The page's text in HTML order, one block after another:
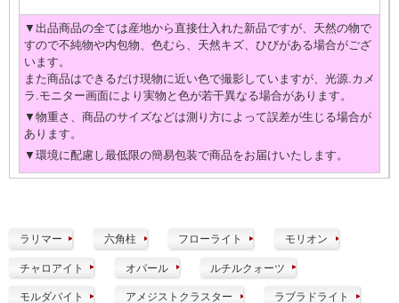
▼出品商品の全ては産地から直接仕入れた新品ですが、天然の物で
すので不純物や内包物、色むら、天然キズ、ひびがある場合がござ
います。
また商品はできるだけ現物に近い色で撮影していますが、光源.カメ
ラ.モニター画面により実物と色が若干異なる場合があります。
▼物重さ、商品のサイズなどは測り方によって誤差が生じる場合が
あります。
▼環境に配慮し最低限の簡易包装で商品をお届けいたします。
ラリマー 六角柱 フローライト モリオン
チャロアイト オパール ルチルクォーツ
モルダバイト アメジストクラスター ラブラドライト